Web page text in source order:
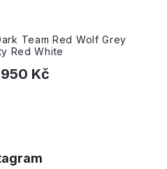
Team Red Wolf Grey
Red White
Kč